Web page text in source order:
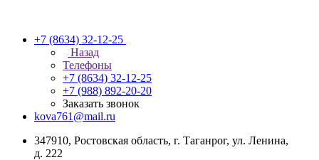
+7 (8634) 32-12-25
Назад
Телефоны
+7 (8634) 32-12-25
+7 (988) 892-20-20
Заказать звонок
kova761@mail.ru
347910, Ростовская область, г. Таганрог, ул. Ленина,
д. 222